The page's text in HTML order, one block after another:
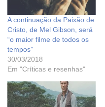
A continuação da Paixão de
Cristo, de Mel Gibson, será
“o maior filme de todos os
tempos”
30/03/2018
Em "Críticas e resenhas"